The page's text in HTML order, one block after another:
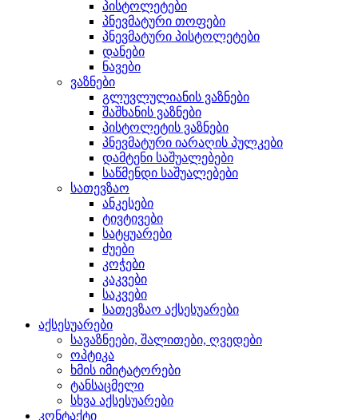
პისტოლეტები
პნევმატური თოფები
პნევმატური პისტოლეტები
დანები
ნავები
ვაზნები
გლუვლულიანის ვაზნები
შაშხანის ვაზნები
პისტოლეტის ვაზნები
პნევმატური იარაღის პულკები
დამტენი საშუალებები
საწმენდი საშუალებები
სათევზაო
ანკესები
ტივტივები
სატყუარები
ძუები
კოჭები
კაკვები
საკვები
სათევზაო აქსესუარები
აქსესუარები
სავაზნეები, შალითები, ღვედები
ოპტიკა
ხმის იმიტატორები
ტანსაცმელი
სხვა აქსესუარები
კონტაქტი